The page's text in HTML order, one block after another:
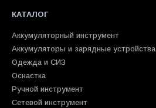
КАТАЛОГ
Аккумуляторный инструмент
Аккумуляторы и зарядные устройства
Одежда и СИЗ
Оснастка
Ручной инструмент
Сетевой инструмент